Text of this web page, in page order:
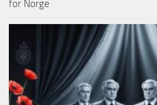
for Norge